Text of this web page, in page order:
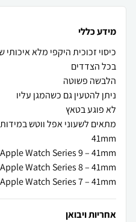
מידע כללי
כיסוי זכוכית היקפי מלא
Apple Watch Series 7 – 41mm
אחריות ויבואן